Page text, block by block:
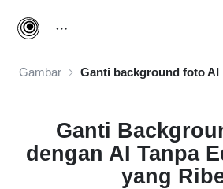
Gambar Ganti background foto AI
Ganti
dengan AI Tanpa
yang